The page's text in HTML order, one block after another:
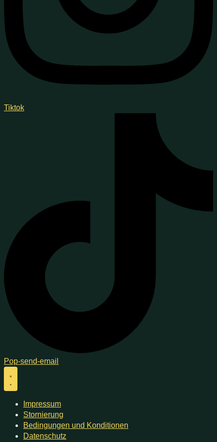
Tiktok
Pop-send-email
Impressum
Stornierung
Bedingungen und Konditionen
Datenschutz